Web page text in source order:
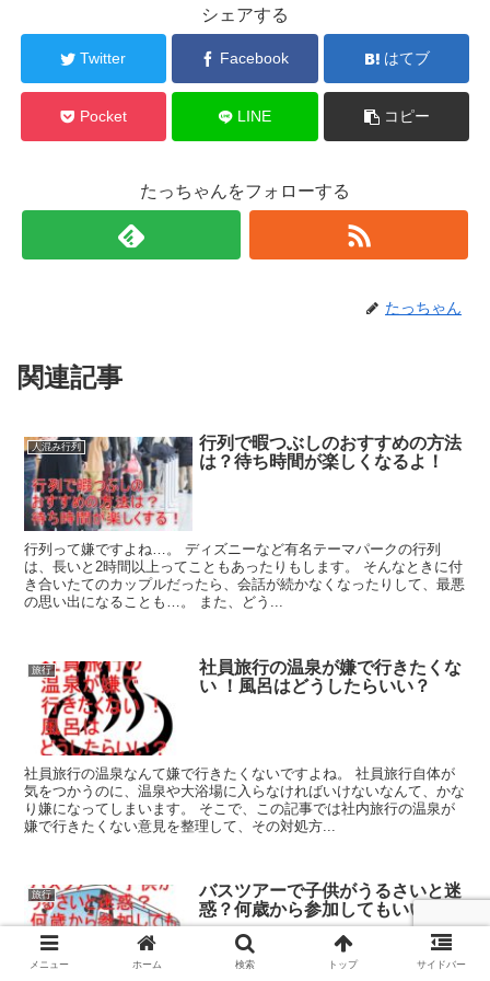
シェアする
Twitter Facebook はてブ
Pocket LINE コピー
たっちゃんをフォローする
たっちゃん
関連記事
人混み行列
行列で暇つぶしのおすすめの方法
は？待ち時間が楽しくなるよ！
行列って嫌ですよね…。 ディズニーなど有名テーマパークの行列
は、長いと2時間以上ってこともあったりもします。 そんなときに付
き合いたてのカップルだったら、会話が続かなくなったりして、最悪
の思い出になることも…。 また、どう...
旅行
社員旅行の温泉が嫌で行きたくな
い ！風呂はどうしたらいい？
社員旅行の温泉なんて嫌で行きたくないですよね。 社員旅行自体が
気をつかうのに、温泉や大浴場に入らなければいけないなんて、かな
り嫌になってしまいます。 そこで、この記事では社内旅行の温泉が
嫌で行きたくない意見を整理して、その対処方...
旅行
バスツアーで子供がうるさいと迷
惑？何歳から参加してもいいの？
メニュー ホーム 検索 トップ サイドバー